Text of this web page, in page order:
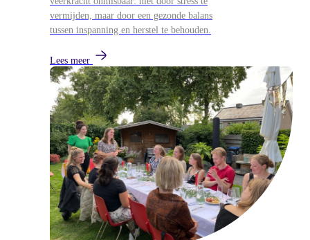
vermijden, maar door een gezonde balans
tussen inspanning en herstel te behouden.
Lees meer